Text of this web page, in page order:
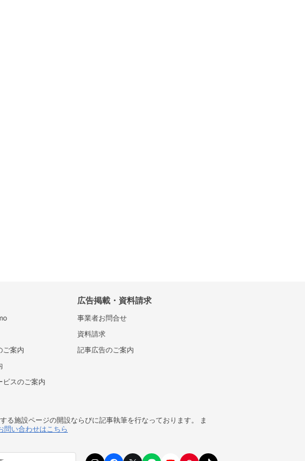
ご案内
ビスのご案内
広告掲載・資料請求
事業者お問合せ
資料請求
記事広告のご案内
施設ページの開設ならびに記事執筆を行なっております。 ま
問い合わせはこちら